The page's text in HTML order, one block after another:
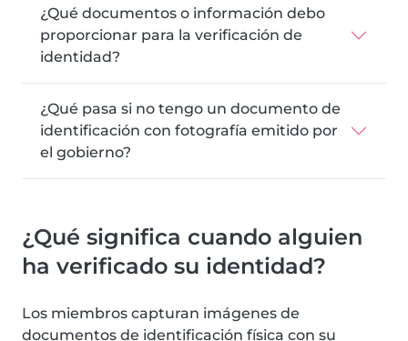
¿Qué documentos o información debo
proporcionar para la verificación de
identidad?
¿Qué pasa si no tengo un documento de
identificación con fotografía emitido por
el gobierno?
¿Qué significa cuando alguien
ha verificado su identidad?
Los miembros capturan imágenes de
documentos de identificación física con su